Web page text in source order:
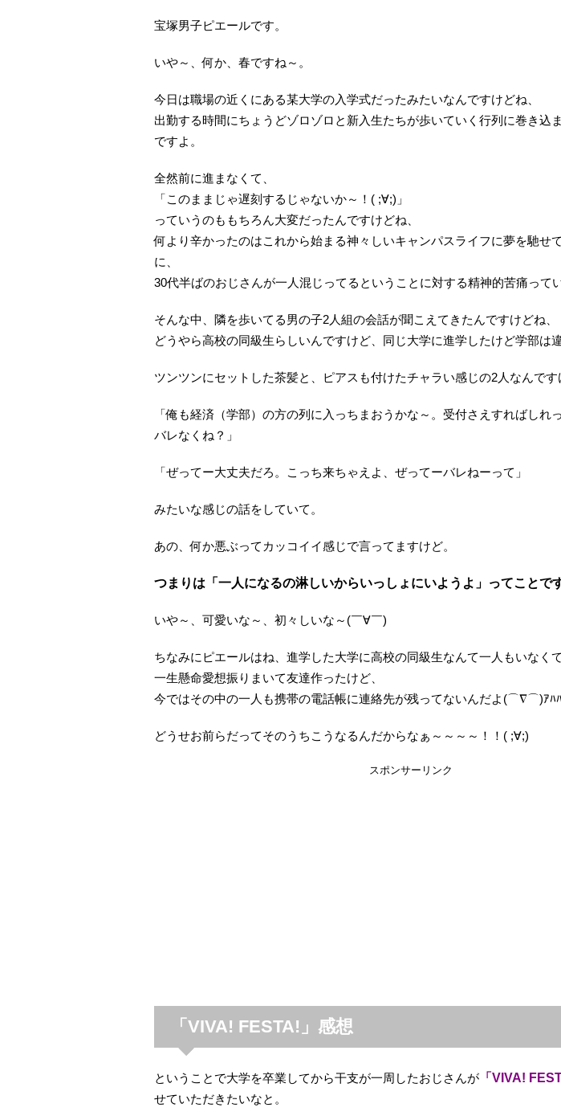
宝塚男子ピエールです。
いや～、何か、春ですね～。
今日は職場の近くにある某大学の入学式だったみたいなんですけどね、
出勤する時間にちょうどゾロゾロと新入生たちが歩いていく行列に巻き込
ですよ。
全然前に進まなくて、
「このままじゃ遅刻するじゃないか～！( ;∀;)」
っていうのももちろん大変だったんですけどね、
何より辛かったのはこれから始まる神々しいキャンパスライフに夢を馳せ
に、
30代半ばのおじさんが一人混じってるということに対する精神的苦痛っ
そんな中、隣を歩いてる男の子2人組の会話が聞こえてきたんですけどね、
どうやら高校の同級生らしいんですけど、同じ大学に進学したけど学部は
ツンツンにセットした茶髪と、ピアスも付けたチャラい感じの2人なんです
「俺も経済（学部）の方の列に入っちまおうかな～。受付さえすればしれ
バレなくね？」
「ぜってー大丈夫だろ。こっち来ちゃえよ、ぜってーバレねーって」
みたいな感じの話をしていて。
あの、何か悪ぶってカッコイイ感じで言ってますけど。
つまりは「一人になるの淋しいからいっしょにいようよ」ってことで
いや～、可愛いな～、初々しいな～(￣∀￣)
ちなみにピエールはね、進学した大学に高校の同級生なんて一人もいなくて
一生懸命愛想振りまいて友達作ったけど、
今ではその中の一人も携帯の電話帳に連絡先が残ってないんだよ(⌒∇⌒)ｱﾊ
どうせお前らだってそのうちこうなるんだからなぁ～～～～！！( ;∀;)
スポンサーリンク
「VIVA! FESTA!」感想
ということで大学を卒業してから干支が一周したおじさんが 「VIVA!
せていただきたいなと。